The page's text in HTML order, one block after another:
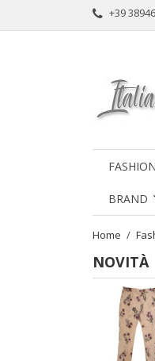
+39
FASHION
BRAND
Home
NOVITÀ